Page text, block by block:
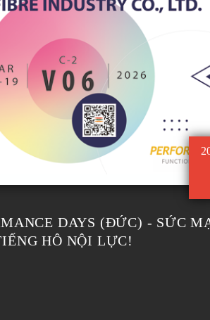
DAYS (ĐỨC) - SỨC
HÔ NỘI LỰC!